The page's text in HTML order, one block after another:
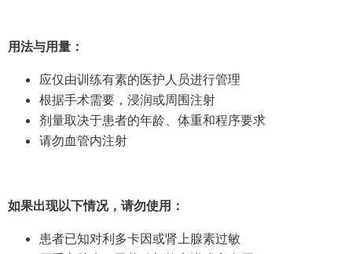
用法与用量：
应仅由训练有素的医护人员进行管理
根据手术需要，浸润或周围注射
剂量取决于患者的年龄、体重和程序要求
请勿血管内注射
如果出现以下情况，请勿使用：
患者已知对利多卡因或肾上腺素过敏